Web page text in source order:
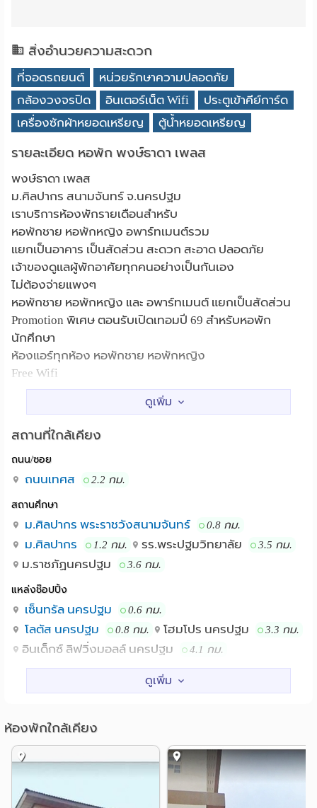
สิ่งอำนวยความสะดวก
ที่จอดรถยนต์
หน่วยรักษาความปลอดภัย
กล้องวงจรปิด
อินเตอร์เน็ต Wifi
ประตูเข้าคีย์การ์ด
เครื่องซักผ้าหยอดเหรียญ
ตู้น้ำหยอดเหรียญ
รายละเอียด หอพัก พงษ์ธาดา เพลส
พงษ์ธาดา เพลส
ม.ศิลปากร สนามจันทร์ จ.นครปฐม
เราบริการห้องพักรายเดือนสำหรับ
หอพักชาย หอพักหญิง อพาร์ทเมนต์รวม
แยกเป็นอาคาร เป็นสัดส่วน สะดวก สะอาด ปลอดภัย
เจ้าของดูแลผู้พักอาศัยทุกคนอย่างเป็นกันเอง
ไม่ต้องจ่ายแพงๆ
หอพักชาย หอพักหญิง และ อพาร์ทเมนต์ แยกเป็นสัดส่วน
Promotion พิเศษ ตอนรับเปิดเทอมปี 69 สำหรับหอพัก
นักศึกษา
ห้องแอร์ทุกห้อง หอพักชาย หอพักหญิง
Free Wifi
แอดไลน์ https://bit.ly/Pongtada
พิเศษสำหรับห้องขนาดใหญ่ 25 ตร.ม. ราคา 3500-4100
พิเศษห้อง 21 ตร.ม. โซนหอพักชาย 3100-3300
สะดวกสบาย อยู่แหล่งชุมชน บรรยากาศสงบ เป็นส่วนตัว
ใกล้ ม.ศิลปากร แค่ 800 เมตร
แยกเป็นสัดส่วน ห้องขนาดใหญ่ แอร์ TV อินเตอร์เนท
ไฟฟ้าที่แพงเกินจริงครับ
ที่จอดรถยนต์กว้างขวาง จอดในร่มกันแดดกันฝน จอดแบบ
สบายๆ ไม่ต้องกลัวโดนเชี่ยวชน
รปภ. 24 ชั่วโมง กล้องวงจรปิดทุกชั้น และโดยรอบอาคาร
ประตูเข้าออกแบบKey-Card.
เหมาะอย่างยิ่งสำหรับ นักศึกษาศิลปากร เพราะใกล้
สนใจสอบถามข้อมูลเพิ่มเติมได้ที่
081-995-6115 หรือสำนักงาน 034-244-330
Line ID : @pongtadaplace
#SUTCAS #TCAS #dek69 #หาหอ #Silpakorn
#Freewifi #หอพักใกล้ม. #มหาวิทยาลัยศิลปากร
#อพาร์ทเมนต์ #ห้องพักราคาถูก #ห้องพักสะอาด
#ทีมศิลปากร #TCAS69 #artssu #ศิลปากร #ศิลปากรสนาม
สถานที่ใกล้เคียง
ถนน/ซอย
ถนนเทศส 2.2 กม.
สถานศึกษา
ม.ศิลปากร พระราชวังสนามจันทร์ 0.8 กม.
ม.ศิลปากร 1.2 กม. รร.พระปฐมวิทยาลัย 3.5 กม.
ม.ราชภัฏนครปฐม 3.6 กม.
แหล่งช๊อปปิ้ง
เซ็นทรัล นครปฐม 0.6 กม.
โลตัส นครปฐม 0.8 กม. โฮมโปร นครปฐม 3.3 กม.
อินเด็กซ์ ลิฟวิ่งมอลล์ นครปฐม 4.1 กม.
รพ.สนามจันทร์ 0.7 กม. รพ.เทพากร 2.3 กม.
รพ.นครปฐม
อื่นๆ
1.6 กม.
องค์พระปฐมเจดีย์
ห้องพักใกล้เคียง